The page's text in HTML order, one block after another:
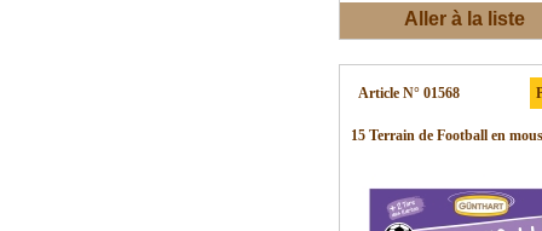
Aller à la liste
Article N° 01568
15 Terrain de Football en